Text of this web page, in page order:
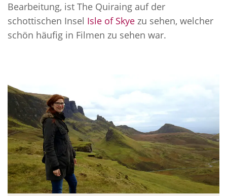
Bearbeitung, ist The Quiraing auf der
schottischen Insel Isle of Skye zu sehen, welcher
schön häufig in Filmen zu sehen war.